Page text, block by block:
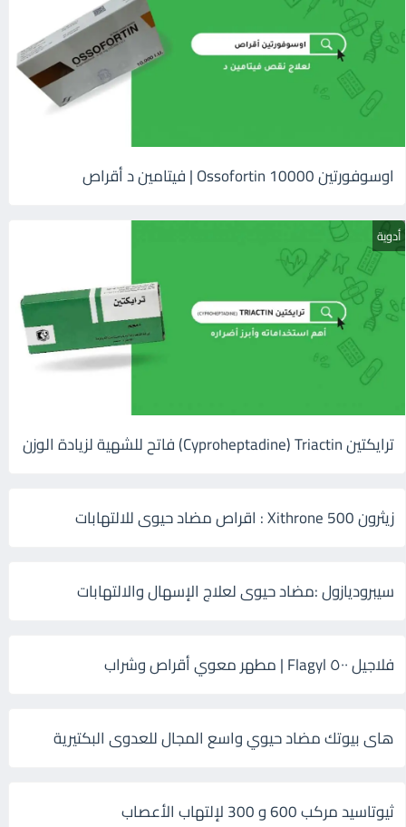
اوسوفورتين 10000 Ossofortin | فيتامين د أقراص
أدوية
ترايكتين Cyproheptadine) Triactin) فاتح للشهية لزيادة الوزن
زيثرون 500 Xithrone : اقراص مضاد حيوى للالتهابات
سيبروديازول :مضاد حيوى لعلاج الإسهال والالتهابات
فلاجيل ٥٠٠ Flagyl | مطهر معوي أقراص وشراب
هاى بيوتك مضاد حيوي واسع المجال للعدوى البكتيرية
ثيوتاسيد مركب 600 و 300 لإلتهاب الأعصاب